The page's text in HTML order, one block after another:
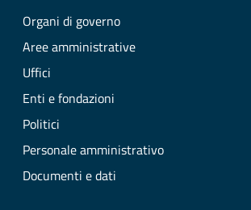
Organi di governo
Aree amministrative
Uffici
Enti e fondazioni
Politici
Personale amministrativo
Documenti e dati